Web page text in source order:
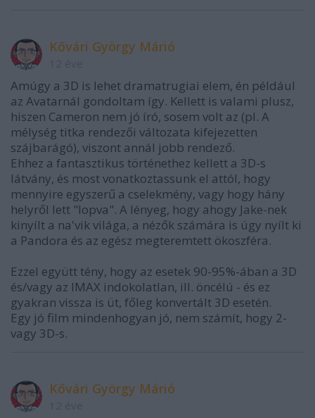
Kővári György Márió
Amúgy a 3D is lehet dramatrugiai elem, én például
az Avatarnál gondoltam így. Kellett is valami plusz,
hiszen Cameron nem jó író, sosem volt az (pl. A
mélység titka rendezői változata kifejezetten
szájbarágó), viszont annál jobb rendező.
Ehhez a fantasztikus történethez kellett a 3D-s
látvány, és most vonatkoztassunk el attól, hogy
mennyire egyszerű a cselekmény, vagy hogy hány
helyről lett "lopva". A lényeg, hogy ahogy Jake-nek
kinyílt a na'vik világa, a nézők számára is úgy nyílt ki
a Pandora és az egész megteremtett ökoszféra.
Ezzel együtt tény, hogy az esetek 90-95%-ában a 3D
és/vagy az IMAX indokolatlan, ill. öncélú - és ez
gyakran vissza is üt, főleg konvertált 3D esetén.
Egy jó film mindenhogyan jó, nem számít, hogy 2-
vagy 3D-s.
Kővári György Márió